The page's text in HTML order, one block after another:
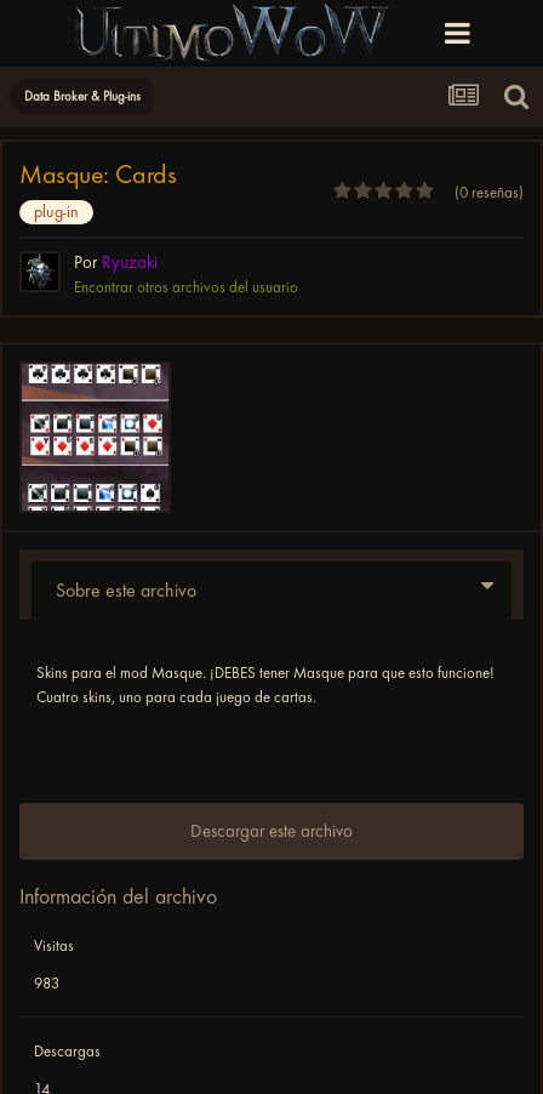
Data Broker & Plug-ins
Masque: Cards
plug-in
(0 reseñas)
Por Ryuzaki
Encontrar otros archivos del usuario
Sobre este archivo
Skins para el mod Masque. ¡DEBES tener Masque para que esto funcione!
Cuatro skins, uno para cada juego de cartas.
Descargar este archivo
Información del archivo
Visitas
983
Descargas
14